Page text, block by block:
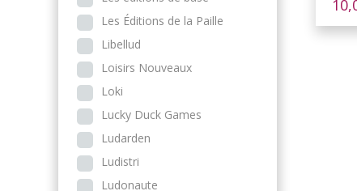
Les Éditions de la Paille
Libellud
Loisirs Nouveaux
Loki
Lucky Duck Games
Ludarden
Ludistri
Ludonaute